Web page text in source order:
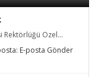
Rektörlüğü Özel
E-posta Gönder